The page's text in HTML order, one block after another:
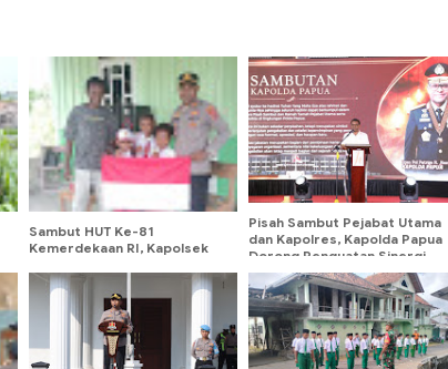
Sambut HUT Ke-81
Kemerdekaan RI, Kapolsek
Merah Putih kepada Warga
Pisah Sambut Pejabat Utama
dan Kapolres, Kapolda Papua
Dorong Penguatan Sinergi
dan Pelayanan Masyarakat